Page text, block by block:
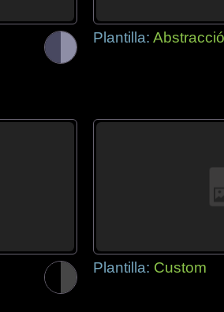
Plantilla:
Plantilla: Custom